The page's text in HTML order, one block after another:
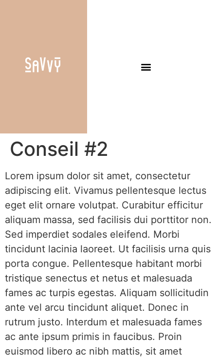
Conseil #2
Lorem ipsum dolor sit amet, consectetur
adipiscing elit. Vivamus pellentesque lectus
eget elit ornare volutpat. Curabitur efficitur
aliquam massa, sed facilisis dui porttitor non.
Sed imperdiet sodales eleifend. Morbi
tincidunt lacinia laoreet. Ut facilisis urna quis
porta congue. Pellentesque habitant morbi
tristique senectus et netus et malesuada
fames ac turpis egestas. Aliquam sollicitudin
ante vel arcu tincidunt aliquet. Donec in
rutrum justo. Interdum et malesuada fames
ac ante ipsum primis in faucibus. Proin
euismod libero ac nibh mattis, sit amet